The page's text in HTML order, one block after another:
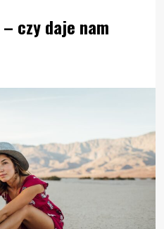
czy daje nam